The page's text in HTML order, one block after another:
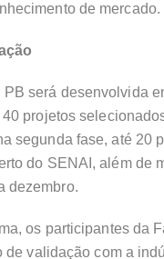
de mercado.
será desenvolvida
projetos
segunda fase, até 20
do SENAI, além de
dezembro.
os participantes da
de validação com a